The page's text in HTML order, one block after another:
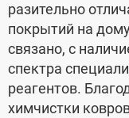
разительно
покрытий на
связано, с
спектра
реагентов.
химчистки